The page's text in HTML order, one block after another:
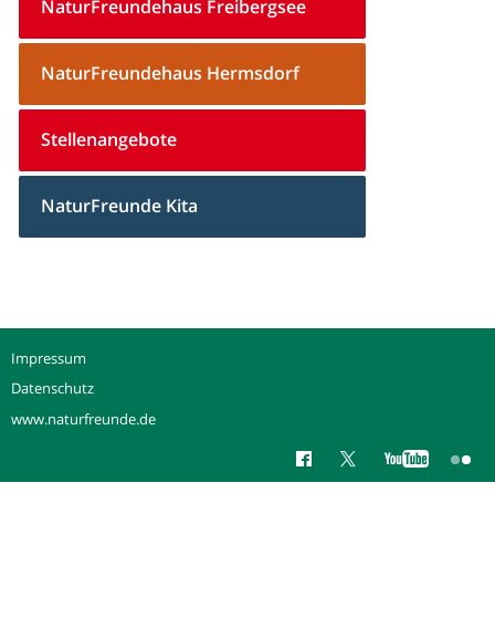
NaturFreundehaus Freibergsee
NaturFreundehaus Hermsdorf
Stellenangebote
NaturFreunde Kita
Impressum
Datenschutz
www.naturfreunde.de